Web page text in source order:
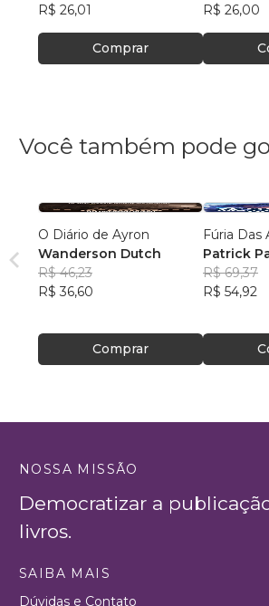
R$ 26,01
Comprar
R$ 26,00
Você também pode
O Diário de Ayron
Wanderson Dutch
R$ 46,23
R$ 36,60
Comprar
Fúria Das
Patrick
R$ 69,37
R$ 54,92
NOSSA MISSÃO
Democratizar a
livros.
SAIBA MAIS
Dúvidas e Contato